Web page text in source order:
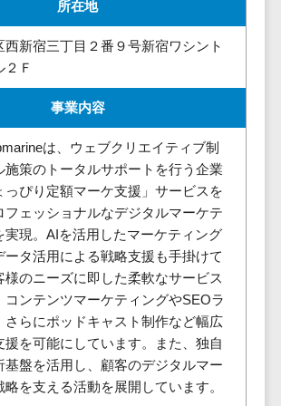
送金サービス>
税務申告システム>
法務・総務
電子契約システム>
契約書レビューシステム>
契約書管理システム>
反社チェックツール>
受付システム>
座席管理システム>
入退室管理システム>
CO2排出量管理システム>
戦略/企
ランディ
ン
EC・ネット
対策
入力フ
ォーム最適
ンバージ
ン率改善
ス
調査・人材定着
化ツール
適性検査サー
ビス
Web面接シス
テム
エンゲージメ
ントツール
ダイレクトリ
クルーティング
サービス
採用代行サー
ビス
スタッフ数
アジャイル
い
保守/運用も
対応
要件定義か
ら対応
レベニュー
シェア可能
予算管理
システム
～100万円
所在地
西新宿三丁目２番９号新宿ワシント
２Ｆ
事業内容
は、ウェブクリエイティブ制
施策のトータルサポートを行う企業
っぴり定額マーケ支援」サービスを
フェッショナルなデジタルマーケテ
実現。AIを活用したマーケティング
ータ活用による戦略支援も手掛けて
様のニーズに即した柔軟なサービス
コンテンツマーケティングやSEOラ
さらにポッドキャスト制作など幅広
援を可能にしています。また、独自
基盤を活用し、顧客のデジタルマー
を支える活動を展開しています。